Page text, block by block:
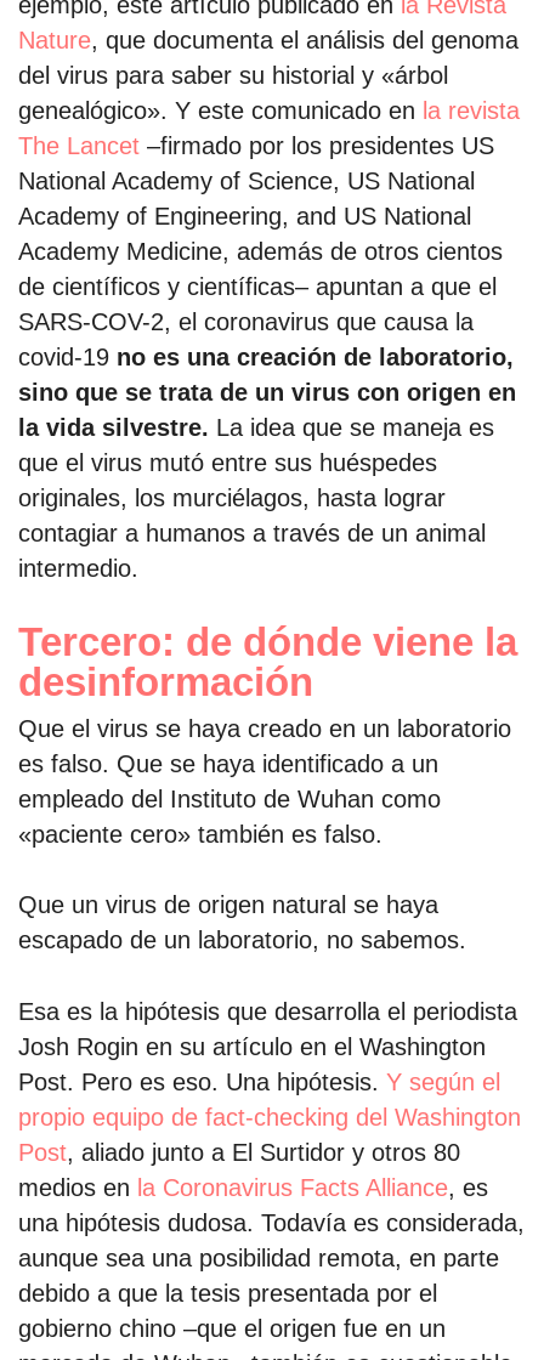
Nature, que documenta el análisis del genoma
del virus para saber su historial y «árbol
genealógico». Y este comunicado en la revista
The Lancet –firmado por los presidentes US
National Academy of Science, US National
Academy of Engineering, and US National
Academy Medicine, además de otros cientos
de científicos y científicas– apuntan a que el
SARS-COV-2, el coronavirus que causa la
covid-19 no es una creación de laboratorio,
sino que se trata de un virus con origen en
la vida silvestre. La idea que se maneja es
que el virus mutó entre sus huéspedes
originales, los murciélagos, hasta lograr
contagiar a humanos a través de un animal
intermedio.
Tercero: de dónde viene la
desinformación
Que el virus se haya creado en un laboratorio
es falso. Que se haya identificado a un
empleado del Instituto de Wuhan como
«paciente cero» también es falso.
Que un virus de origen natural se haya
escapado de un laboratorio, no sabemos.
Esa es la hipótesis que desarrolla el periodista
Josh Rogin en su artículo en el Washington
Post. Pero es eso. Una hipótesis. Y según el
propio equipo de fact-checking del Washington
Post, aliado junto a El Surtidor y otros 80
medios en la Coronavirus Facts Alliance, es
una hipótesis dudosa. Todavía es considerada,
aunque sea una posibilidad remota, en parte
debido a que la tesis presentada por el
gobierno chino –que el origen fue en un